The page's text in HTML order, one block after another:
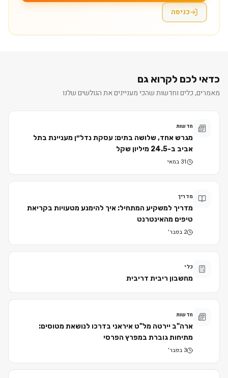
כניסה
כדאי לכם לקרוא גם
מאמרים, כלים וחדשות שהכי מעניינים את הגולשים שלנו
חדשות
מגרש אחד, שלושה בתים: עסקת נדל״ן מעניינת בתל
אביב ב-24.5 מיליון שקל
31 במאי
מדריך
מדריך למשקיע המתחיל: איך להימנע מטעויות בקריאת
טיפים מהאינטרנט
2 בפבר׳
כלי
מחשבון ריבית דריבית
חדשות
ארה"ב יירטה מל"ט איראני בדרכו לנושאת מטוסים:
מתיחות גוברת במפרץ הפרסי
3 בפבר׳